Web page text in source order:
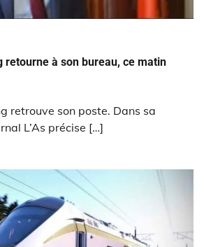
retourne à son bureau, ce matin
retrouve son poste. Dans sa
L’As précise […]